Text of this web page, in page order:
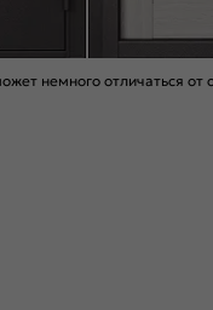
немного отличаться от